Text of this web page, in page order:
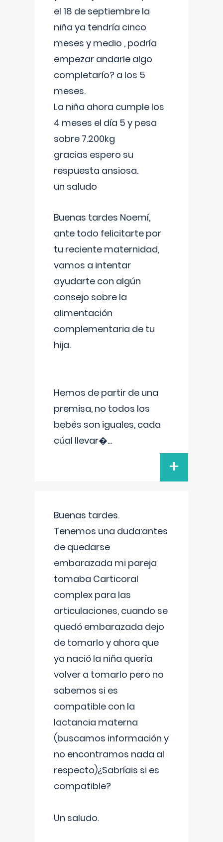
el 18 de septiembre la
niña ya tendría cinco
meses y medio , podría
empezar andarle algo
completarío? a los 5
meses.
La niña ahora cumple los
4 meses el día 5 y pesa
sobre 7.200kg
gracias espero su
respuesta ansiosa.
un saludo
Buenas tardes Noemí,
ante todo felicitarte por
tu reciente maternidad,
vamos a intentar
ayudarte con algún
consejo sobre la
alimentación
complementaria de tu
hija.
Hemos de partir de una
premisa, no todos los
bebés son iguales, cada
cúal llevar�...
+
Buenas tardes.
Tenemos una duda:antes
de quedarse
embarazada mi pareja
tomaba Carticoral
complex para las
articulaciones, cuando se
quedó embarazada dejo
de tomarlo y ahora que
ya nació la niña quería
volver a tomarlo pero no
sabemos si es
compatible con la
lactancia materna
(buscamos información y
no encontramos nada al
respecto)¿Sabríais si es
compatible?
Un saludo.